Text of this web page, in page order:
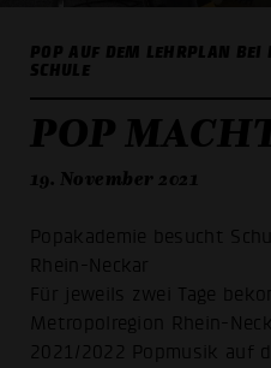
POP AUF DEM LEHRPLAN BEI
SCHULE
POP
19. November 2021
Popakademie besucht
Rhein-Neckar
Für jeweils zwei Tage
Metropolregion Rhein-
2021/2022 Popmusik auf